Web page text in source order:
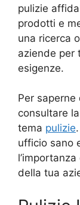
pulizie
prodotti e
una ricerca
aziende per
esigenze.
Per
consultare
tema pulizie
ufficio sano
della tua